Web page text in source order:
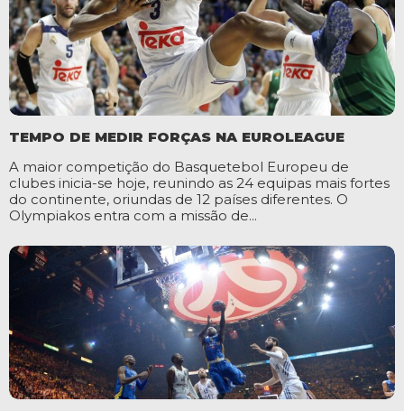
TEMPO DE MEDIR FORÇAS NA EUROLEAGUE
A maior competição do Basquetebol Europeu de
clubes inicia-se hoje, reunindo as 24 equipas mais fortes
do continente, oriundas de 12 países diferentes. O
Olympiakos entra com a missão de...